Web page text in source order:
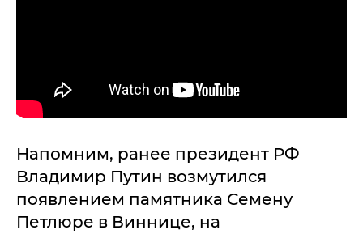
Напомним, ранее президент РФ
Владимир Путин возмутился
появлением памятника Семену
Петлюре в Виннице, на